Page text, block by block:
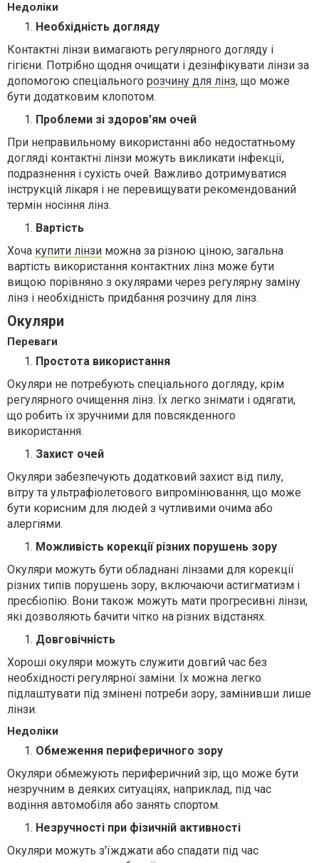
Недоліки
Необхідність догляду
Контактні лінзи вимагають регулярного догляду і
гігієни. Потрібно щодня очищати і дезінфікувати лінзи за
допомогою спеціального розчину для лінз, що може
бути додатковим клопотом.
Проблеми зі здоров'ям очей
При неправильному використанні або недостатньому
догляді контактні лінзи можуть викликати інфекції,
подразнення і сухість очей. Важливо дотримуватися
інструкцій лікаря і не перевищувати рекомендований
термін носіння лінз.
Вартість
Хоча купити лінзи можна за різною ціною, загальна
вартість використання контактних лінз може бути
вищою порівняно з окулярами через регулярну заміну
лінз і необхідність придбання розчину для лінз.
Окуляри
Переваги
Простота використання
Окуляри не потребують спеціального догляду, крім
регулярного очищення лінз. Їх легко знімати і одягати,
що робить їх зручними для повсякденного
використання.
Захист очей
Окуляри забезпечують додатковий захист від пилу,
вітру та ультрафіолетового випромінювання, що може
бути корисним для людей з чутливими очима або
алергіями.
Можливість корекції різних порушень зору
Окуляри можуть бути обладнані лінзами для корекції
різних типів порушень зору, включаючи астигматизм і
пресбіопію. Вони також можуть мати прогресивні лінзи,
які дозволяють бачити чітко на різних відстанях.
Довговічність
Хороші окуляри можуть служити довгий час без
необхідності регулярної заміни. Їх можна легко
підлаштувати під змінені потреби зору, замінивши лише
лінзи.
Недоліки
Обмеження периферичного зору
Окуляри обмежують периферичний зір, що може бути
незручним в деяких ситуаціях, наприклад, під час
водіння автомобіля або занять спортом.
Незручності при фізичній активності
Окуляри можуть з'їжджати або спадати під час